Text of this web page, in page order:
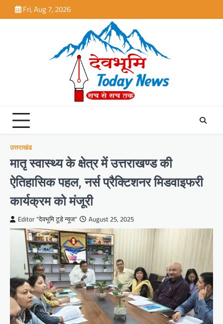
to
Fri, Aug 7, 2026
उत्तराखंड
मातृ स्वास्थ्य के क्षेत्र में उत्तराखण्ड की
ऐतिहासिक पहल, नर्स प्रैक्टिशनर मिडवाइफरी
कार्यक्रम को मंजूरी
Editor "देवभूमि टूडे न्यूज" August 25, 2025